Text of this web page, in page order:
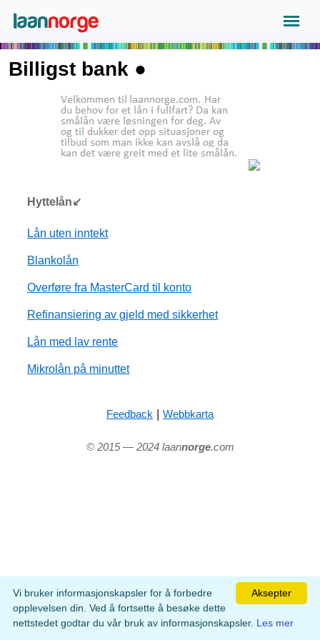
Billigst bank ●
Hyttelån↙
Lån uten inntekt
Blankolån
Overføre fra MasterCard til konto
Refinansiering av gjeld med sikkerhet
Lån med lav rente
Mikrolån på minuttet
Feedback | Webbkarta
© 2015 — 2024 laannorge.com
Aksepter
Vi bruker informasjonskapsler for å forbedre
opplevelsen din. Ved å fortsette å besøke dette
nettstedet godtar du vår bruk av informasjonskapsler. Les mer